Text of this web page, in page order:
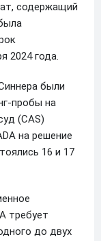
содержащий
2024 года.
были
пробы на
(CAS)
на решение
16 и 17
требует
до двух